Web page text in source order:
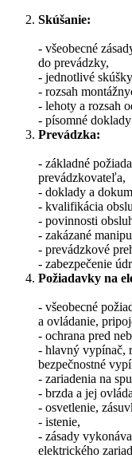
Skúšanie:
- všeobecné
do prevádzky,
- jednotlivé
- rozsah
- lehoty a rozsah
- písomné
Prevádzka:
- základné
prevádzkovateľa,
- doklady a
- kvalifikácia
- povinnosti
- zakázané
- prevádzkové
- zabezpečenie
Požiadavky na
- všeobecné
a ovládanie,
- ochrana pred
- hlavný vypínač,
bezpečnostné
- zariadenia na
- brzda a jej
- osvetlenie,
- istenie,
- zásady
elektrického